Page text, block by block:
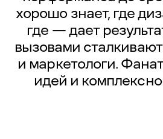
хорошо знает, где
где — дает
вызовами
и маркетологи.
идей и